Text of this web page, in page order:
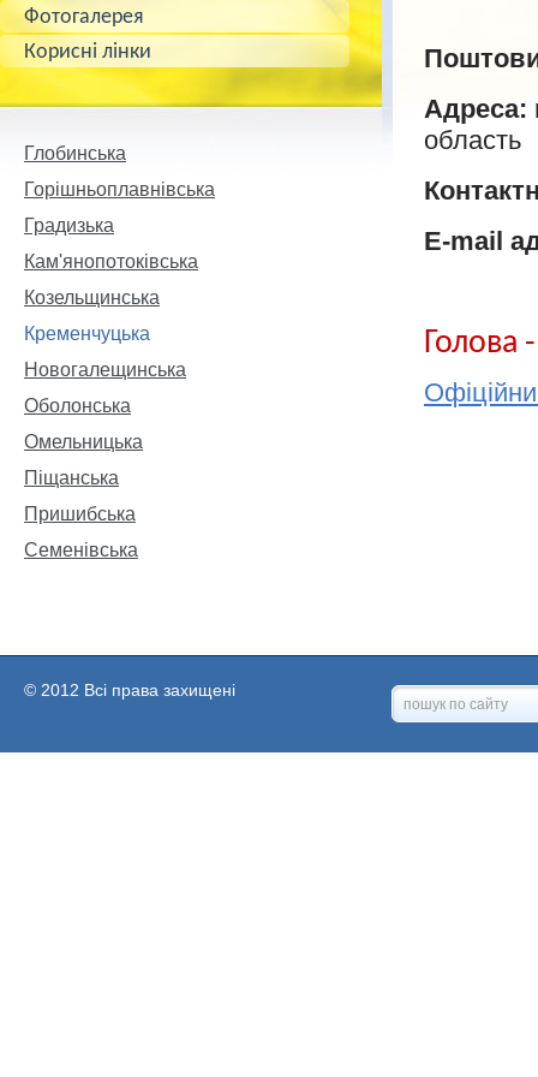
Адреса:
область
Е-mail
Голова -
Фотогалерея
Корисні лінки
Глобинська
Горішньоплавнівська
Градизька
Кам'янопотоківська
Козельщинська
Кременчуцька
Новогалещинська
Оболонська
Омельницька
Піщанська
Пришибська
Семенівська
© 2012 Всі права захищені